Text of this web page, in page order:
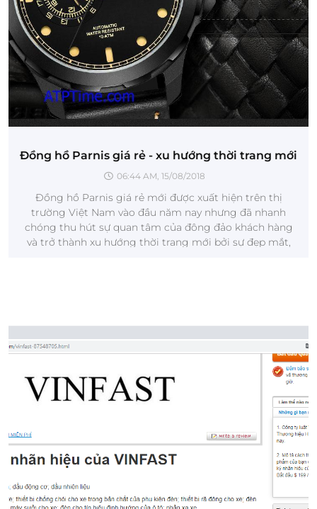
Đồng hồ Parnis giá rẻ - xu hướng thời trang mới
06:44 AM, 15/08/2018
Đồng hồ Parnis giá rẻ mới được xuất hiện trên thị
trường Việt Nam vào đầu năm nay nhưng đã nhanh
chóng thu hút sự quan tâm của đông đảo khách hàng
và trở thành xu hướng thời trang mới bởi sự đẹp mắt,